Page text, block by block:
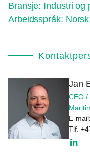
Bransje: Industri og
Arbeidsspråk:
Jan
CEO /
E-mail:
Tlf.